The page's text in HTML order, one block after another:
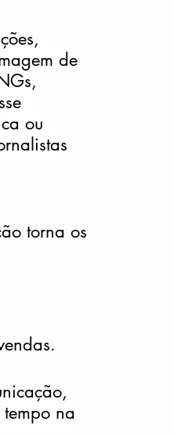
de
ou
torna os
na